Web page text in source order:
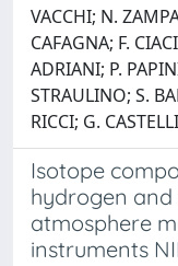
VACCHI; N.
CAFAGNA; F.
ADRIANI; P.
STRAULINO; S.
RICCI; G.
Isotope
hydrogen
atmosphere
instruments